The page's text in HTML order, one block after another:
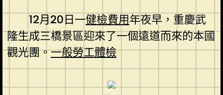
12月20日一健檢費用年夜早，重慶武
隆生成三橋景區迎來了一個遠道而來的本國
觀光團。一般勞工體檢